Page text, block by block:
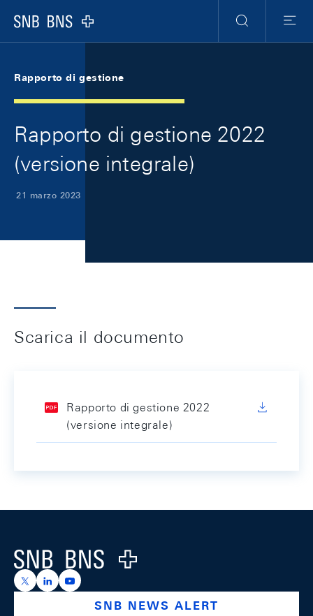
Logo
Ricerca
Menu
Rapporto di gestione
Rapporto di gestione 2022
(versione integrale)
21 marzo 2023
Scarica il documento
Rapporto di gestione 2022
(versione integrale)
Logo
https://x.com/snb_bns
https://ch.linkedin.com/company/swiss-national-
https://www.youtube.com/@swissnationalbank
SNB NEWS ALERT